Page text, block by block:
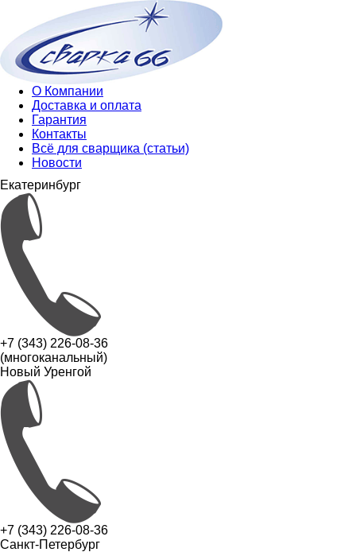
О Компании
Доставка и оплата
Гарантия
Контакты
Всё для сварщика (статьи)
Новости
Екатеринбург
+7 (343) 226-08-36
(многоканальный)
Новый Уренгой
+7 (343) 226-08-36
Санкт-Петербург